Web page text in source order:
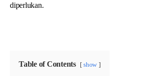
diperlukan.
Table of Contents show